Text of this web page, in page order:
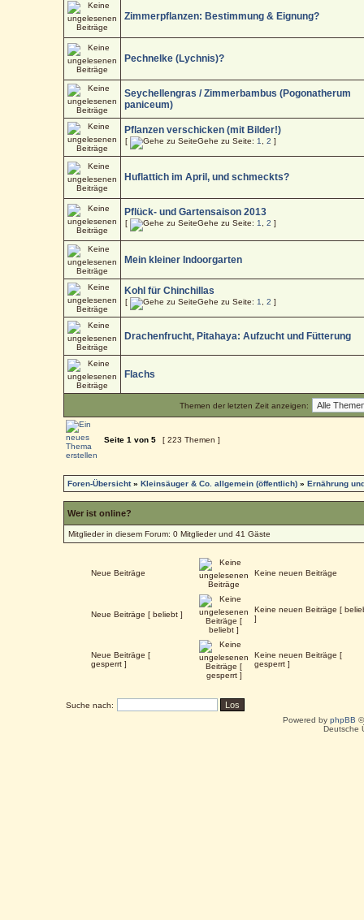
Zimmerpflanzen: Bestimmung & Eignung?
Pechnelke (Lychnis)?
Seychellengras / Zimmerbambus (Pogonatherum
paniceum)
Pflanzen verschicken (mit Bilder!)
[ Gehe zu Seite: 1 ,2 ]
Huflattich im April, und schmeckts?
Pflück- und Gartensaison 2013
[ Gehe zu Seite: 1 ,2 ]
Mein kleiner Indoorgarten
Kohl für Chinchillas
[ Gehe zu Seite: 1 ,2 ]
Drachenfrucht, Pitahaya: Aufzucht und Fütterung
Flachs
Themen der letzten Zeit anzeigen:
Seite1 von5 [ 223 Themen ]
Foren-Übersicht»Kleinsäuger & Co. allgemein (öffentlich) »Ernährung
Wer ist online?
Mitglieder in diesem Forum: 0 Mitglieder und 41 Gäste
Neue Beiträge Keine neuen Beiträge
Neue Beiträge [ beliebt ]
Keine neuen Beiträge [
]
Neue Beiträge [
gesperrt ]
Keine neuen Beiträge [
gesperrt ]
Suche nach:
Powered by phpBB
Deutsche